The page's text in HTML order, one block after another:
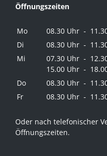
Öffnungszeiten
Mo
08.30 Uhr -
Di
08.30 Uhr -
Mi
07.30 Uhr -
15.00 Uhr -
Do
08.30 Uhr -
Fr
08.30 Uhr -
Oder nach telefonischer
Öffnungszeiten.